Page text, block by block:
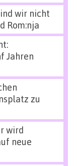
wir nicht
Rom:nja
Jahren
zu
wird
neue